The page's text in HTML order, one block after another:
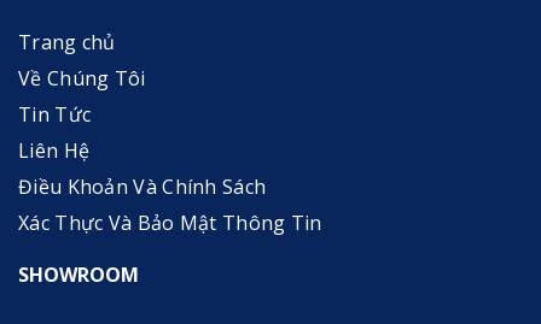
Trang chủ
Về Chúng Tôi
Tin Tức
Liên Hệ
Điều Khoản Và Chính Sách
Xác Thực Và Bảo Mật Thông Tin
SHOWROOM